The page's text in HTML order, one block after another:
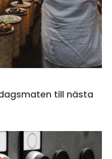
till nästa